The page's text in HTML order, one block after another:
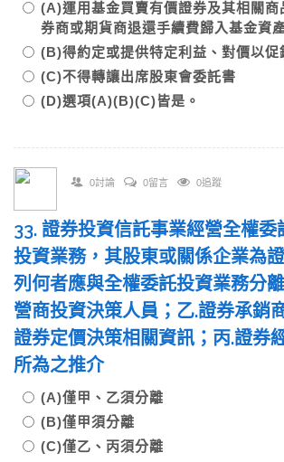
(A)運用基金買賣有價證券及其相關商
券商或期貨商退還手續費歸入基金資
(B)得約定或提供特定利益、對價以促
(C)不得轉讓出席股東會委託書
(D)選項(A)(B)(C)皆是。
0討論 0留言 0追蹤
33. 證券投資信託事業經營全權委
投資業務，其股東或關係企業為
列何者應與全權委託投資業務分
營商投資決策人員；乙.證券承銷
證券定價決策相關資訊；丙.證券
所為之推介
(A)僅甲、乙須分離
(B)僅甲須分離
(C)僅乙、丙須分離